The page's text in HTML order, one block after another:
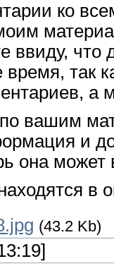
ко
ввиду, что
так
а
вашим
и до
она может
(43.2 Kb)